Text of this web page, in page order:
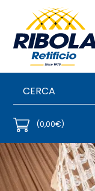
(0,00€)